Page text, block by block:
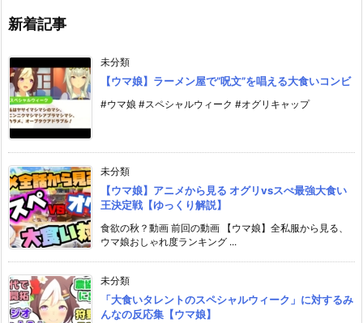
新着記事
未分類
【ウマ娘】ラーメン屋で”呪文”を唱える大食いコンビ
#ウマ娘 #スペシャルウィーク #オグリキャップ
未分類
【ウマ娘】アニメから見る オグリvsスぺ最強大食い
王決定戦【ゆっくり解説】
食欲の秋？動画 前回の動画 【ウマ娘】全私服から見る、
ウマ娘おしゃれ度ランキング ...
未分類
「大食いタレントのスペシャルウィーク」に対するみ
んなの反応集【ウマ娘】